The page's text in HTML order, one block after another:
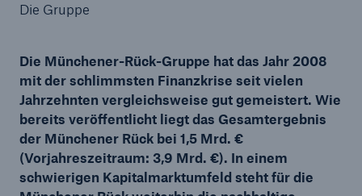
Die Gruppe
Die Münchener-Rück-Gruppe hat das Jahr 2008
mit der schlimmsten Finanzkrise seit vielen
Jahrzehnten vergleichsweise gut gemeistert. Wie
bereits veröffentlicht liegt das Gesamtergebnis
der Münchener Rück bei 1,5 Mrd. €
(Vorjahreszeitraum: 3,9 Mrd. €). In einem
schwierigen Kapitalmarktumfeld steht für die
Tech Trend Radar 2026
Our expert perspective for insurance